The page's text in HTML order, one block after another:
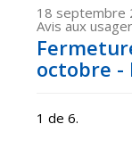
18 septembre
Avis aux
octobre -
1 de 6.